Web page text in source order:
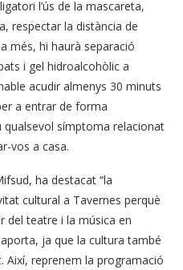
l’ús de la mascareta,
respectar la distància de
més, hi haurà separació
i gel hidroalcohòlic a
acudir almenys 30 minuts
a entrar de forma
qualsevol símptoma relacionat
vos a casa.
ha destacat “la
cultural a Tavernes perquè
del teatre i la música en
ja que la cultura també
reprenem la programació